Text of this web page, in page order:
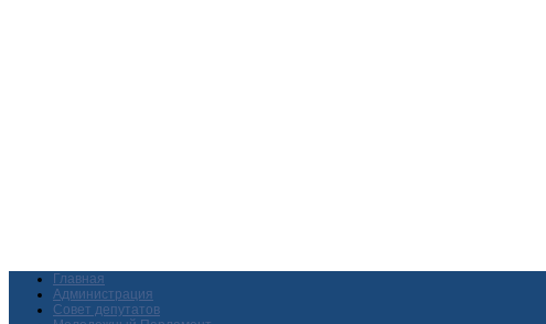
Главная
Администрация
Совет депутатов